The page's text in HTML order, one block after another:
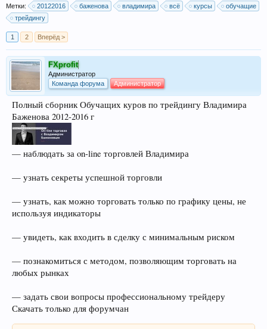
Метки: 20122016 баженова владимира всё курсы
обучащие
трейдингу
1 2 Вперёд >
FXprofit
Администратор
Команда форума
Администратор
Полный сборник Обучащих куров по трейдингу Владимира
Баженова 2012-2016 г
— наблюдать за on-line торговлей Владимира
— узнать секреты успешной торговли
— узнать, как можно торговать только по графику цены, не
используя индикаторы
— увидеть, как входить в сделку с минимальным риском
— познакомиться с методом, позволяющим торговать на
любых рынках
— задать свои вопросы профессиональному трейдеру
Скачать только для форумчан